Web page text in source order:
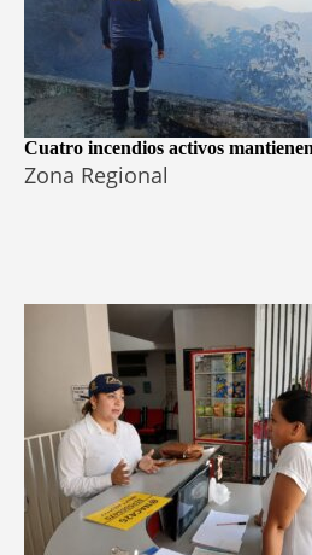
Cuatro incendios activos
Zona Regional